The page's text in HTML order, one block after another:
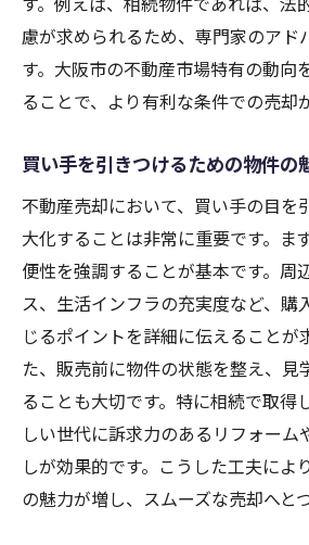
慮が求められるため、専門家のアド
す。大阪市の不動産市場特有の動向
ることで、より有利な条件での売却
買い手を引きつけるための物件の
不動産売却において、買い手の目を
大化することは非常に重要です。ま
便性を強調することが基本です。周
ス、生活インフラの充実度など、購
じるポイントを詳細に伝えることが
た、販売前に物件の状態を整え、見
ることも大切です。特に相続で取得
しい世代に訴求力のあるリフォーム
しが効果的です。こうした工夫によ
の魅力が増し、スムーズな売却へと